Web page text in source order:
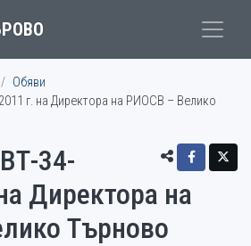
Обяви
г. на Директора на РИОСВ – Велико
34-
Директора на
Търново